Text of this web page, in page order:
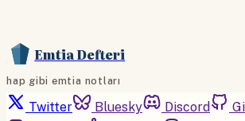
Emtia Defteri
hap gibi emtia notları
Twitter Bluesky Discord